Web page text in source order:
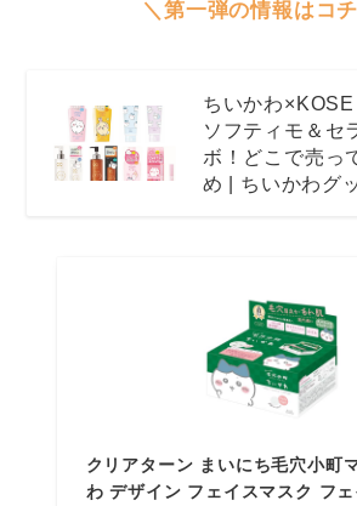
＼第一弾の情報はコ
ちいかわ×KOSE
ソフティモ＆セ
ボ！どこで売っ
め | ちいかわグ
クリアターン まいにち毛穴小町
わ デザイン フェイスマスク フ